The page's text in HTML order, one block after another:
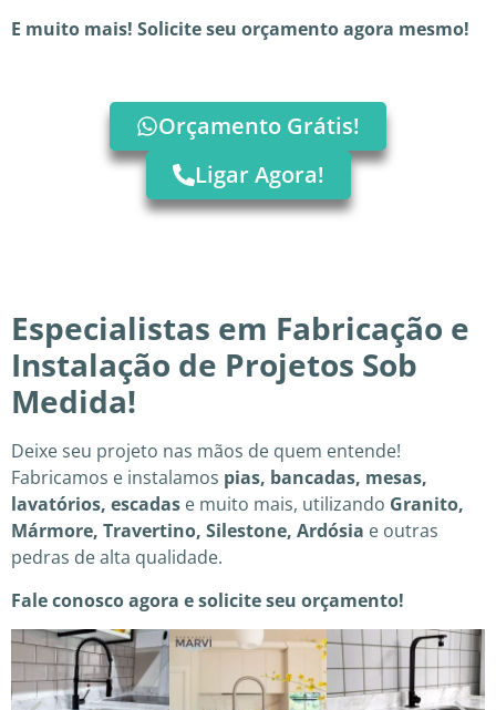
E muito mais! Solicite seu orçamento agora mesmo!
Orçamento Grátis!
Ligar Agora!
Especialistas em Fabricação e
Instalação de Projetos Sob
Medida!
Deixe seu projeto nas mãos de quem entende!
Fabricamos e instalamos pias, bancadas, mesas,
lavatórios, escadas e muito mais, utilizando Granito,
Mármore, Travertino, Silestone, Ardósia e outras
pedras de alta qualidade.
Fale conosco agora e solicite seu orçamento!